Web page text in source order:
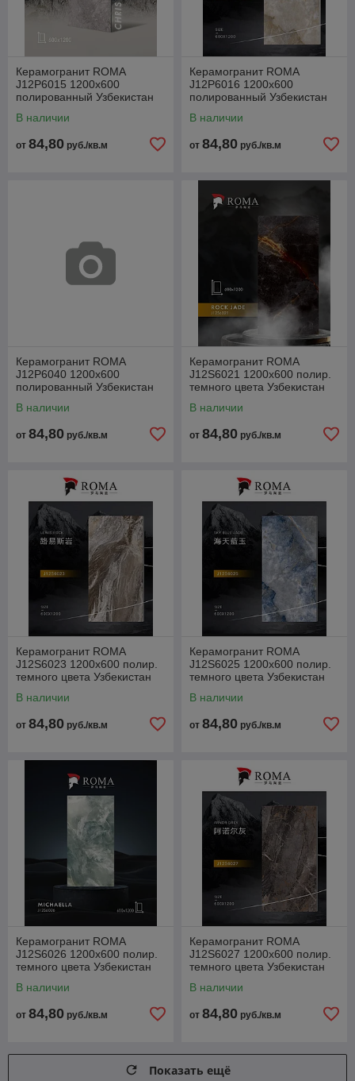
Керамогранит ROMA
J12P6015 1200x600
полированный Узбекистан
В наличии
от 84,80 руб./кв.м
Керамогранит ROMA
J12P6016 1200x600
полированный Узбекистан
В наличии
от 84,80 руб./кв.м
Керамогранит ROMA
J12P6040 1200x600
полированный Узбекистан
В наличии
от 84,80 руб./кв.м
Керамогранит ROMA
J12S6021 1200x600 полир.
темного цвета Узбекистан
В наличии
от 84,80 руб./кв.м
Керамогранит ROMA
J12S6023 1200x600 полир.
темного цвета Узбекистан
В наличии
от 84,80 руб./кв.м
Керамогранит ROMA
J12S6025 1200x600 полир.
темного цвета Узбекистан
В наличии
от 84,80 руб./кв.м
Керамогранит ROMA
J12S6026 1200x600 полир.
темного цвета Узбекистан
В наличии
от 84,80 руб./кв.м
Керамогранит ROMA
J12S6027 1200x600 полир.
темного цвета Узбекистан
В наличии
от 84,80 руб./кв.м
Показать ещё